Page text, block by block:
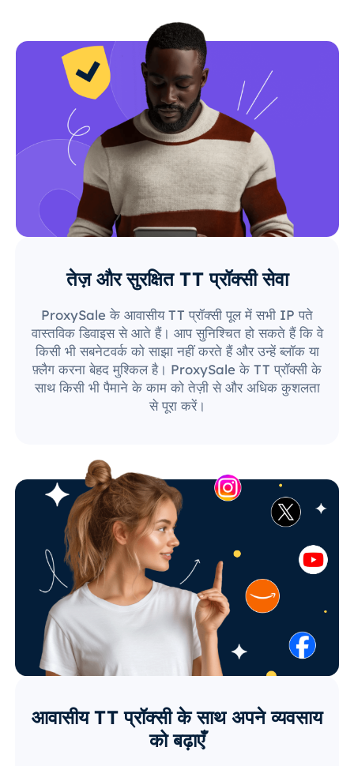
तेज़ और सुरक्षित TT प्रॉक्सी सेवा
ProxySale के आवासीय TT प्रॉक्सी पूल में सभी IP पते
वास्तविक डिवाइस से आते हैं। आप सुनिश्चित हो सकते हैं कि वे
किसी भी सबनेटवर्क को साझा नहीं करते हैं और उन्हें ब्लॉक या
फ़्लैग करना बेहद मुश्किल है। ProxySale के TT प्रॉक्सी के
साथ किसी भी पैमाने के काम को तेज़ी से और अधिक कुशलता
से पूरा करें।
आवासीय TT प्रॉक्सी के साथ अपने व्यवसाय
को बढ़ाएँ